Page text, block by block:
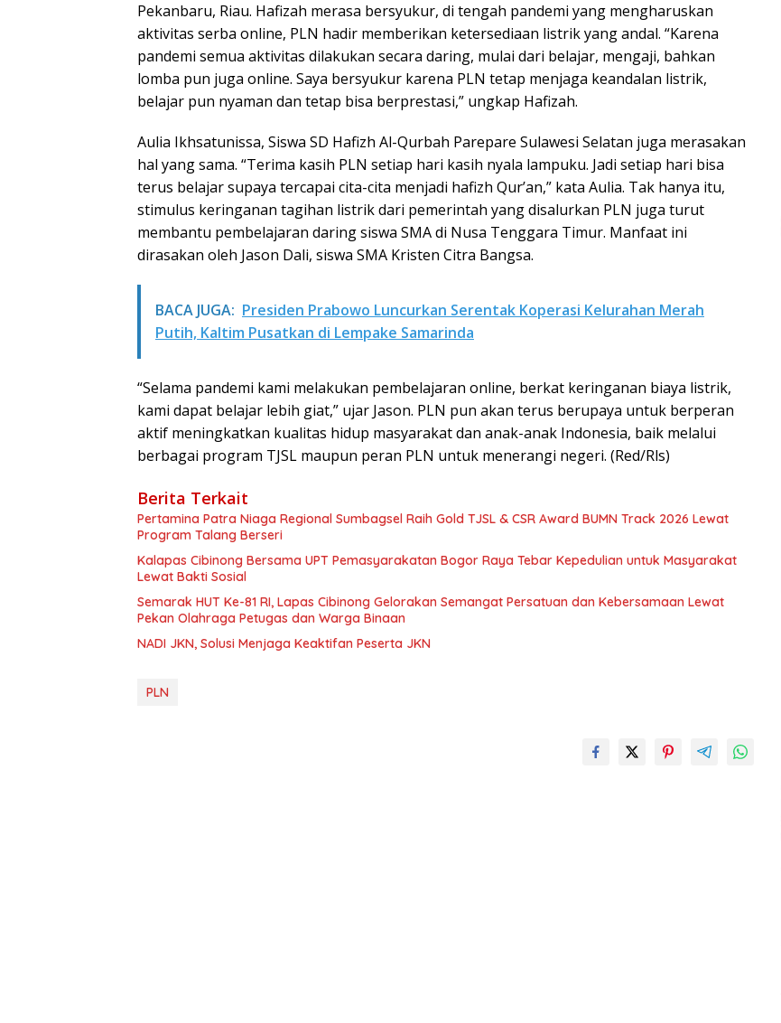
Pekanbaru, Riau. Hafizah merasa bersyukur, di tengah pandemi yang mengharuskan
aktivitas serba online, PLN hadir memberikan ketersediaan listrik yang andal. “Karena
pandemi semua aktivitas dilakukan secara daring, mulai dari belajar, mengaji, bahkan
lomba pun juga online. Saya bersyukur karena PLN tetap menjaga keandalan listrik,
belajar pun nyaman dan tetap bisa berprestasi,” ungkap Hafizah.
Aulia Ikhsatunissa, Siswa SD Hafizh Al-Qurbah Parepare Sulawesi Selatan juga merasakan
hal yang sama. “Terima kasih PLN setiap hari kasih nyala lampuku. Jadi setiap hari bisa
terus belajar supaya tercapai cita-cita menjadi hafizh Qur’an,” kata Aulia. Tak hanya itu,
stimulus keringanan tagihan listrik dari pemerintah yang disalurkan PLN juga turut
membantu pembelajaran daring siswa SMA di Nusa Tenggara Timur. Manfaat ini
dirasakan oleh Jason Dali, siswa SMA Kristen Citra Bangsa.
BACA JUGA: Presiden Prabowo Luncurkan Serentak Koperasi Kelurahan Merah
Putih, Kaltim Pusatkan di Lempake Samarinda
“Selama pandemi kami melakukan pembelajaran online, berkat keringanan biaya listrik,
kami dapat belajar lebih giat,” ujar Jason. PLN pun akan terus berupaya untuk berperan
aktif meningkatkan kualitas hidup masyarakat dan anak-anak Indonesia, baik melalui
berbagai program TJSL maupun peran PLN untuk menerangi negeri. (Red/Rls)
Berita Terkait
Pertamina Patra Niaga Regional Sumbagsel Raih Gold TJSL & CSR Award BUMN Track 2026 Lewat
Program Talang Berseri
Kalapas Cibinong Bersama UPT Pemasyarakatan Bogor Raya Tebar Kepedulian untuk Masyarakat
Lewat Bakti Sosial
Semarak HUT Ke-81 RI, Lapas Cibinong Gelorakan Semangat Persatuan dan Kebersamaan Lewat
Pekan Olahraga Petugas dan Warga Binaan
NADI JKN, Solusi Menjaga Keaktifan Peserta JKN
PLN